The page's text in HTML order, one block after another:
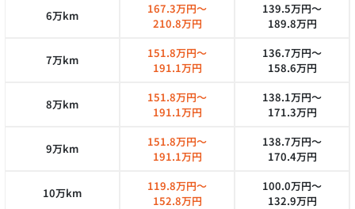
6万km
167.3万円～
210.8万円
139.5万円～
189.8万円
7万km
151.8万円～
191.1万円
136.7万円～
158.6万円
8万km
151.8万円～
191.1万円
138.1万円～
171.3万円
9万km
151.8万円～
191.1万円
138.7万円～
170.4万円
10万km
119.8万円～
152.8万円
100.0万円～
132.9万円